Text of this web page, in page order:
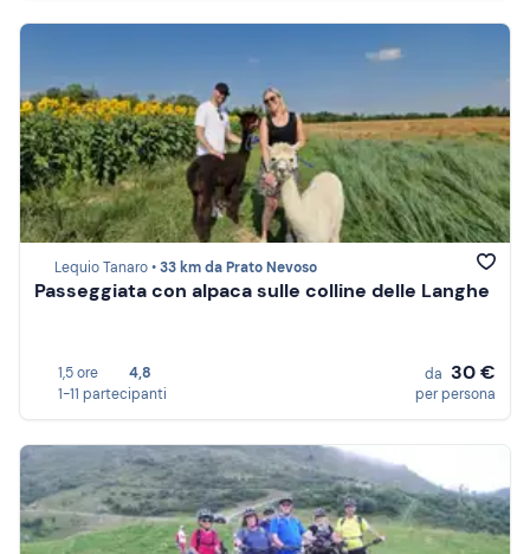
Lequio Tanaro •33 km da Prato Nevoso
Passeggiata con alpaca sulle colline delle Langhe
1,5 ore
4,8
1-11 partecipanti
da 30 €
per persona